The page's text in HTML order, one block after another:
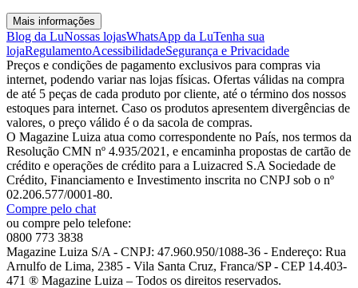
Mais informações
Blog da LuNossas lojasWhatsApp da LuTenha sua
lojaRegulamentoAcessibilidadeSegurança e Privacidade
Preços e condições de pagamento exclusivos para compras via
internet, podendo variar nas lojas físicas. Ofertas válidas na compra
de até 5 peças de cada produto por cliente, até o término dos nossos
estoques para internet. Caso os produtos apresentem divergências de
valores, o preço válido é o da sacola de compras.
O Magazine Luiza atua como correspondente no País, nos termos da
Resolução CMN nº 4.935/2021, e encaminha propostas de cartão de
crédito e operações de crédito para a Luizacred S.A Sociedade de
Crédito, Financiamento e Investimento inscrita no CNPJ sob o nº
02.206.577/0001-80.
Compre pelo chat
ou compre pelo telefone:
0800 773 3838
Magazine Luiza S/A - CNPJ: 47.960.950/1088-36 - Endereço: Rua
Arnulfo de Lima, 2385 - Vila Santa Cruz, Franca/SP - CEP 14.403-
471 ® Magazine Luiza – Todos os direitos reservados.